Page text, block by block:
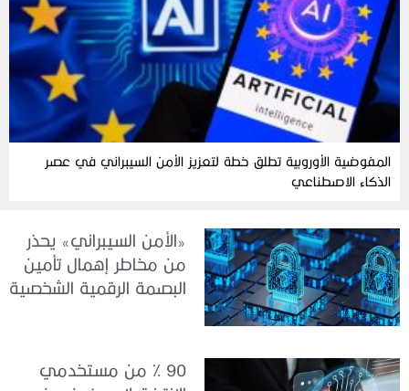
المفوضية الأوروبية تطلق خطة لتعزيز الأمن السيبراني في عصر
الذكاء الاصطناعي
«الأمن السيبراني» يحذر
من مخاطر إهمال تأمين
البصمة الرقمية الشخصية
90 % من مستخدمي